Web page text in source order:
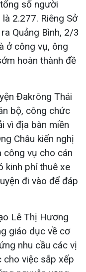
số người
2.277. Riêng Sở
Quảng Bình, 2/3
ở công vụ, ông
hoàn thành đề
Đakrông Thái
bộ, công chức
vì địa bàn miền
Châu kiến nghị
công vụ cho cán
kinh phí thuê xe
đi vào để đáp
Lê Thị Hương
giáo dục về cơ
nhu cầu các vị
cho việc sắp xếp